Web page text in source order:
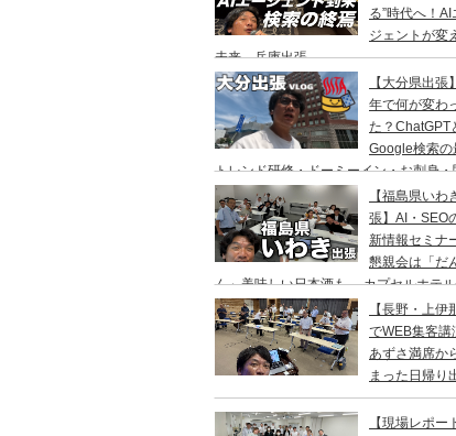
る”時代へ！AI
ジェントが変
未来 兵庫出張
【大分県出張
年で何が変わ
た？ChatGPT
Google検索の
トレンド研修・ドーミーイン・お刺身・
ジ・サウナ
【福島県いわ
張】AI・SEO
新情報セミナ
懇親会は「だ
ん」美味しい日本酒も→ カプセルホテル
「リフレ」でサウナの一泊二日旅【長野・上伊
でWEB集客講
あずさ満席か
まった日帰り
【現場レポー